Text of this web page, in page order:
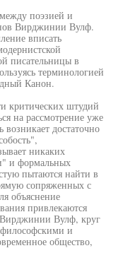
поэзией и
Вирджинии Вулф.
вписать
писательницы в
терминологией
Канон.
критических штудий
на рассмотрение уже
достаточно
никаких
и формальных
пытаются найти в
сопряженных с
объяснение
привлекаются
Вулф, круг
и
общество,